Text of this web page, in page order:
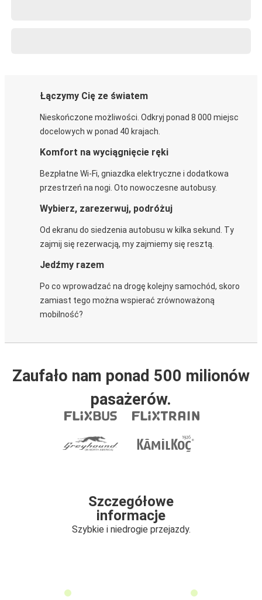
Łączymy Cię ze światem
Nieskończone możliwości. Odkryj ponad 8 000 miejsc
docelowych w ponad 40 krajach.
Komfort na wyciągnięcie ręki
Bezpłatne Wi-Fi, gniazdka elektryczne i dodatkowa
przestrzeń na nogi. Oto nowoczesne autobusy.
Wybierz, zarezerwuj, podróżuj
Od ekranu do siedzenia autobusu w kilka sekund. Ty
zajmij się rezerwacją, my zajmiemy się resztą.
Jedźmy razem
Po co wprowadzać na drogę kolejny samochód, skoro
zamiast tego można wspierać zrównoważoną
mobilność?
Zaufało nam ponad 500 milionów
pasażerów.
Szczegółowe
informacje
Szybkie i niedrogie przejazdy.